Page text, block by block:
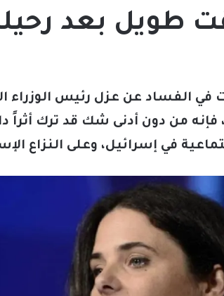
طويل بعد
الفساد عن عزل رئيس الوزراء
فإنه من دون أدنى شك قد ترك أثراً
في إسرائيل، وعلى النزاع